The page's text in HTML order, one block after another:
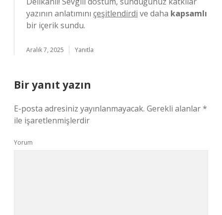
yazının anlatımını çeşitlendirdi ve daha kapsamlı
bir içerik sundu.
Aralık 7, 2025 Yanıtla
Bir yanıt yazın
E-posta adresiniz yayınlanmayacak. Gerekli alanlar*
ile işaretlenmişlerdir
Yorum